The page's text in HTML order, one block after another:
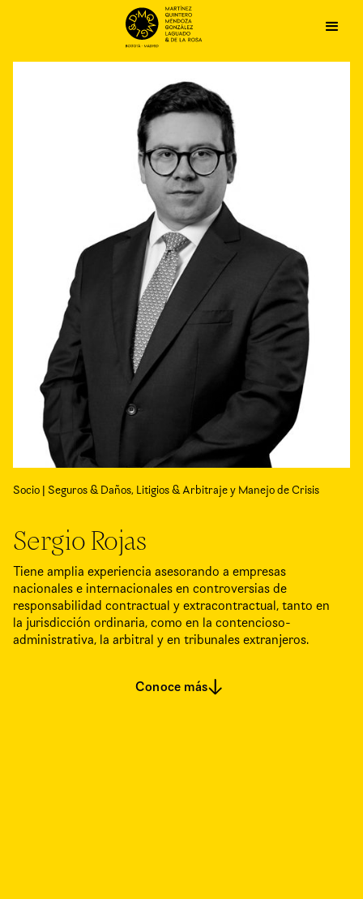
Socio | Seguros & Daños, Litigios & Arbitraje y Manejo de Crisis
Sergio Rojas
Tiene amplia experiencia asesorando a empresas
nacionales e internacionales en controversias de
responsabilidad contractual y extracontractual, tanto en
la jurisdicción ordinaria, como en la contencioso-
administrativa, la arbitral y en tribunales extranjeros.
Conoce más